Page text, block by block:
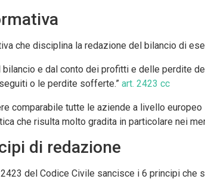
che disciplina la redazione del bilancio di
bilancio e dal conto dei profitti e delle perdite
o le perdite sofferte.” art. 2423 cc
comparabile tutte le aziende a livello
che risulta molto gradita in particolare nei
di redazione
2423 del Codice Civile sancisce i 6 principi